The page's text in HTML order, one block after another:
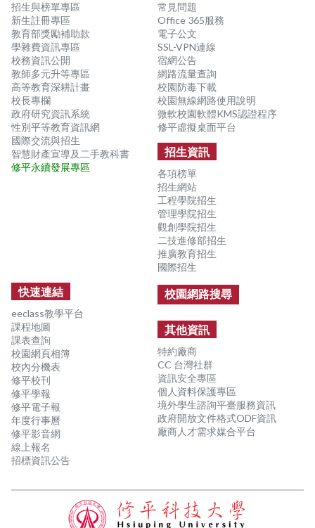
招生與榜單專區
新生註冊專區
教育部獎勵補助款
學雜費資訊專區
校務資訊公開
教師多元升等專區
高等教育深耕計畫
校長專欄
政府研究資訊系統
性別平等教育資訊網
國際交流與招生
智慧財產宣導及二手教科書
修平永續發展專區
常見問題
Office 365服務
電子公文
SSL-VPN連線
宿網公告
網路流量查詢
校園防毒下載
校園無線網路使用說明
微軟校園軟體KMS認證程序
修平虛擬桌面平台
招生資訊
各項榜單
招生網站
工程學院招生
管理學院招生
觀創學院招生
二技進修部招生
推廣教育招生
國際招生
快速連結
eeclass教學平台
課程地圖
課表查詢
校園網頁相簿
校內分機表
修平校刊
修平學報
修平電子報
年度行事曆
修平影音網
線上報名
招標資訊公告
校園網路搜尋
其他資訊
特約廠商
CC 台灣社群
資訊安全專區
個人資料保護專區
境外學生諮詢平臺服務資訊
政府開放文件格式ODF資訊
廠商人才需求媒合平台